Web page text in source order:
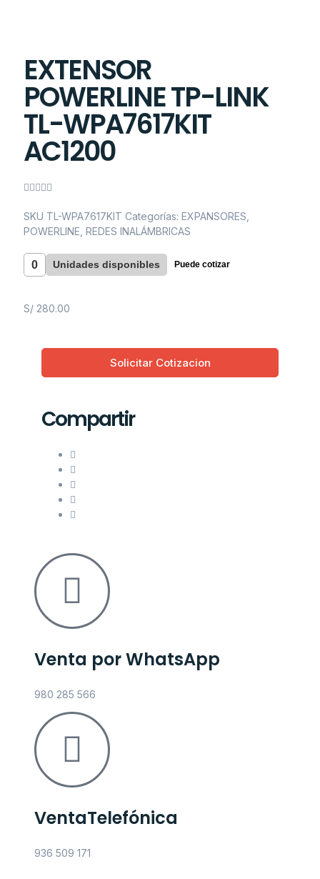
EXTENSOR
POWERLINE TP-LINK
TL-WPA7617KIT
AC1200

SKU TL-WPA7617KIT Categorías: EXPANSORES,
POWERLINE, REDES INALÁMBRICAS
0 Unidades disponibles Puede cotizar
S/ 280.00
Solicitar Cotizacion
Compartir
Venta por WhatsApp
980 285 566
VentaTelefónica
936 509 171